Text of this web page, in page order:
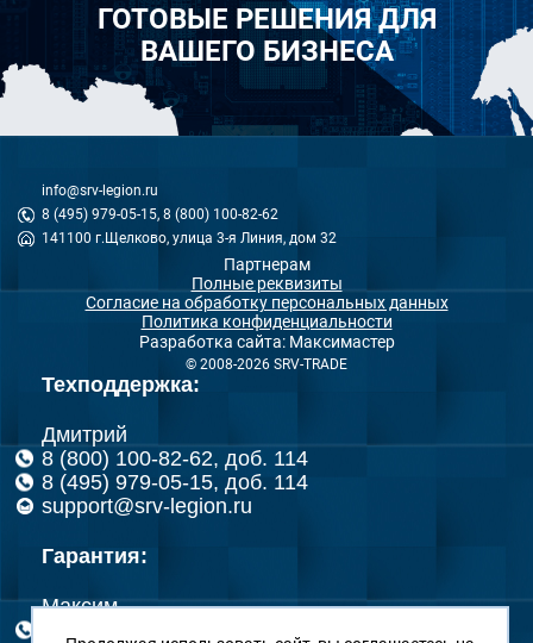
ГОТОВЫЕ РЕШЕНИЯ ДЛЯ
ВАШЕГО БИЗНЕСА
info@srv-legion.ru
8 (495) 979-05-15, 8 (800) 100-82-62
141100 г.Щелково, улица 3-я Линия, дом 32
Партнерам
Полные реквизиты
Согласие на обработку персональных данных
Политика конфиденциальности
Разработка сайта: Максимастер
© 2008-2026 SRV-TRADE
Техподдержка:
Дмитрий
8 (800) 100-82-62, доб. 114
8 (495) 979-05-15, доб. 114
support@srv-legion.ru
Гарантия:
Максим